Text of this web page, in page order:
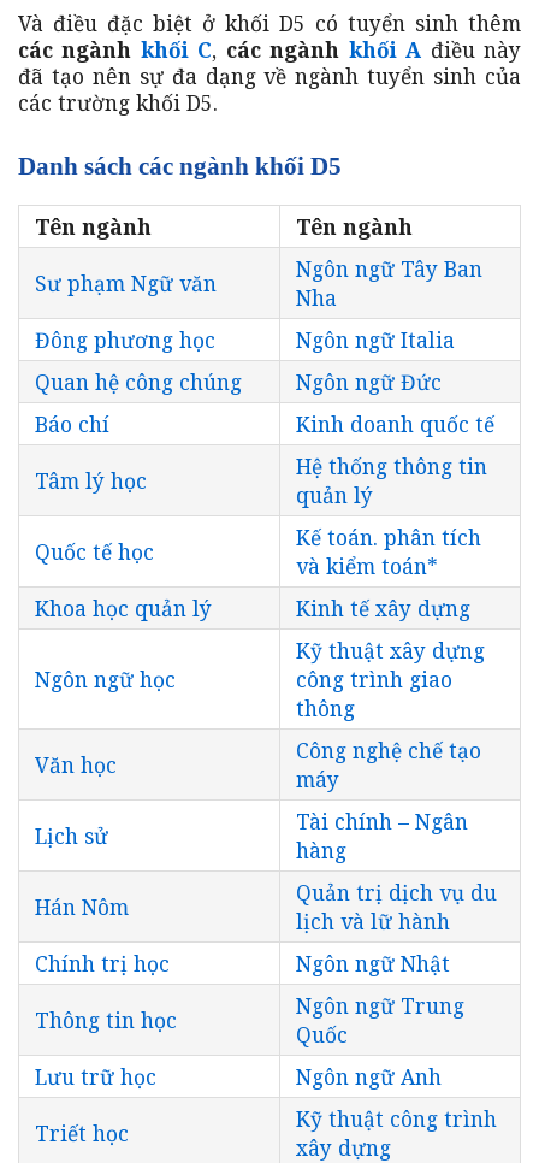
Và điều đặc biệt ở khối D5 có tuyển sinh thêm
các ngành khối C, các ngành khối A điều này
đã tạo nên sự đa dạng về ngành tuyển sinh của
các trường khối D5.
Danh sách các ngành khối D5
Tên ngành
Tên ngành
Sư phạm Ngữ văn
Ngôn ngữ Tây Ban
Nha
Đông phương học
Ngôn ngữ Italia
Quan hệ công chúng
Ngôn ngữ Đức
Báo chí
Kinh doanh quốc tế
Tâm lý học
Hệ thống thông tin
quản lý
Quốc tế học
Kế toán. phân tích
và kiểm toán*
Khoa học quản lý
Kinh tế xây dựng
Ngôn ngữ học
Kỹ thuật xây dựng
công trình giao
thông
Văn học
Công nghệ chế tạo
máy
Lịch sử
Tài chính – Ngân
hàng
Hán Nôm
Quản trị dịch vụ du
lịch và lữ hành
Chính trị học
Ngôn ngữ Nhật
Thông tin học
Ngôn ngữ Trung
Quốc
Lưu trữ học
Ngôn ngữ Anh
Triết học
Kỹ thuật công trình
xây dựng